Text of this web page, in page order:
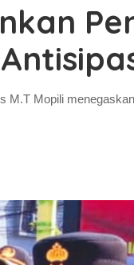
M.T Mopili